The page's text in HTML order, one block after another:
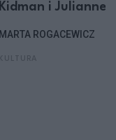
Kidman i Julianne
MARTA ROGACEWICZ